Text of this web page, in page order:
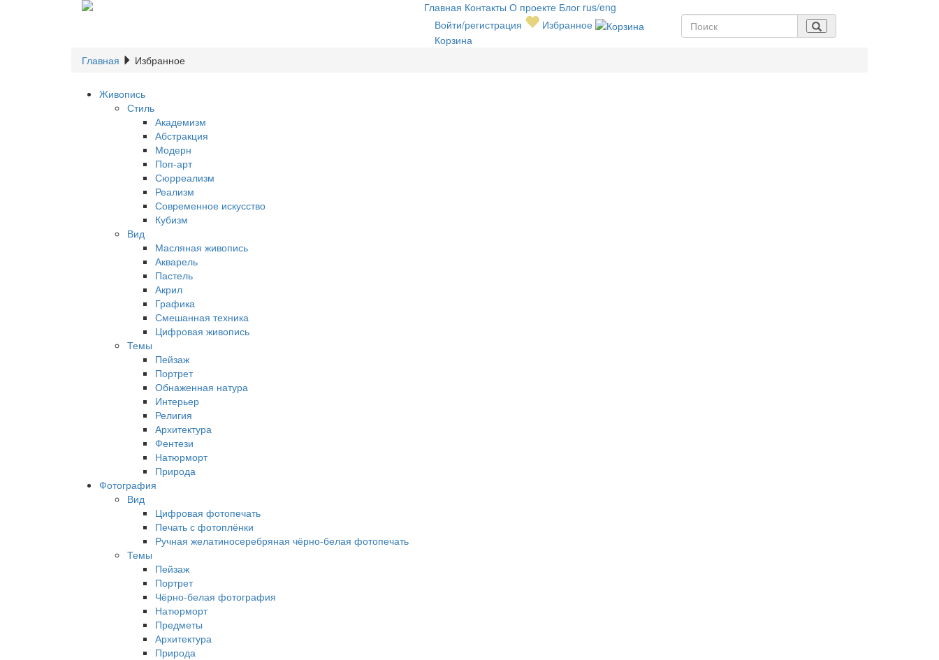
Главная Контакты О проекте Блог rus/eng
Войти/регистрация
Избранное
Корзина
Главная
Избранное
Живопись
Стиль
Академизм
Абстракция
Модерн
Поп-арт
Сюрреализм
Реализм
Современное искусство
Кубизм
Вид
Масляная живопись
Акварель
Пастель
Акрил
Графика
Смешанная техника
Цифровая живопись
Темы
Пейзаж
Портрет
Обнаженная натура
Интерьер
Религия
Архитектура
Фентези
Натюрморт
Природа
Фотография
Вид
Цифровая фотопечать
Печать с фотоплёнки
Ручная желатиносеребряная чёрно-белая фотопечать
Темы
Пейзаж
Портрет
Чёрно-белая фотография
Натюрморт
Предметы
Архитектура
Природа